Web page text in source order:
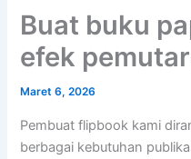
Buat buku
efek
Maret 6, 2026
Pembuat flipbook kami
berbagai kebutuhan